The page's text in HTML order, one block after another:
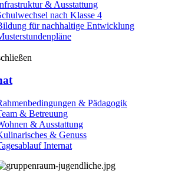
& Ausstattung
nach Klasse 4
für nachhaltige Entwicklung
& Pädagogik
& Betreuung
& Ausstattung
& Genuss
Internat